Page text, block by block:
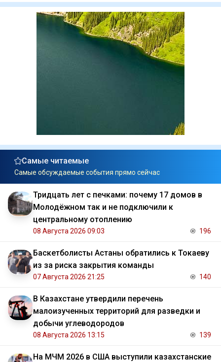
Самые читаемые
Самые обсуждаемые события прямо сейчас
Тридцать лет с печками: почему 17 домов в
Молодёжном так и не подключили к
центральному отоплению
08 Августа 2026 09:03 196
Баскетболисты Астаны обратились к Токаеву
из за риска закрытия команды
07 Августа 2026 21:25 140
В Казахстане утвердили перечень
малоизученных территорий для разведки и
добычи углеводородов
08 Августа 2026 13:15 139
На МЧМ 2026 в США выступили казахстанские